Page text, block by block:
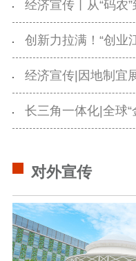
精品生产
文化交流
紫金文化艺术节
思想政治教育 爱
经济宣传|因地制宜
长三角一体化|全球
对外宣传